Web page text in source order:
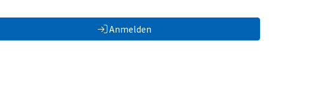
Anmelden